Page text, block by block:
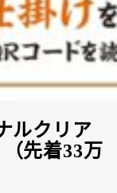
ルクリア
先着33万